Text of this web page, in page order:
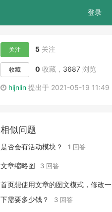
登录
关注 5关注
收藏 0 收藏， 3687浏览
hijnlin提出于 2021-05-19 11:49
相似问题
是否会有活动模块？ 1 回答
文章缩略图 3 回答
首页想使用文章的图文模式，修改一
下需要多少钱？
3 回答